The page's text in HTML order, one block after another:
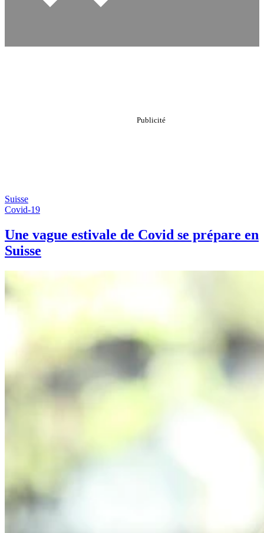
Suisse
Covid-19
Une vague estivale de Covid se prépare en
Suisse